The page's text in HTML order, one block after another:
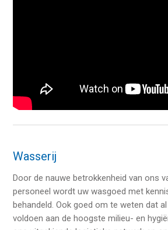
Wasserij
Door de nauwe betrokkenheid van ons
personeel wordt uw wasgoed met
behandeld. Ook goed om te weten dat
voldoen aan de hoogste milieu- en